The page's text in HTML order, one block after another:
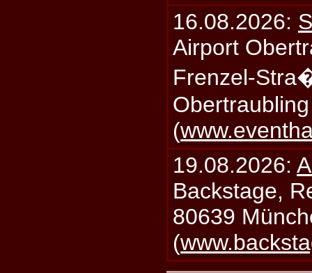
16.08.2026:
Airport
Frenzel-
(
19.08.2026:
Backstage,
80639
(